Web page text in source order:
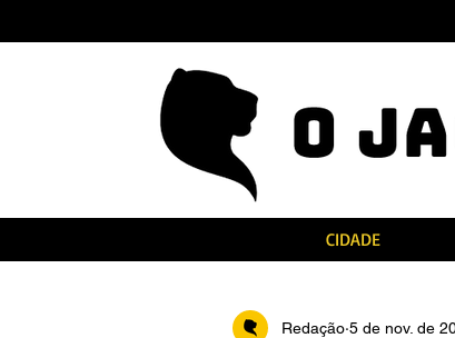
CIDADE
Redação 5 de nov. de